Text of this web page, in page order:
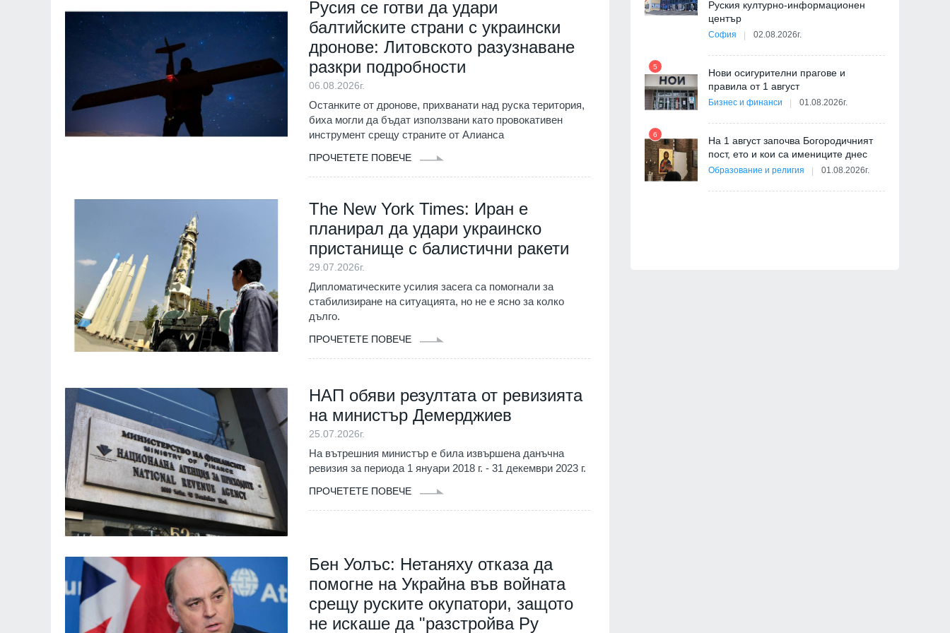
Русия се готви да удари
балтийските страни с украински
дронове: Литовското разузнаване
разкри подробности
06.08.2026г.
Останките от дронове, прихванати над руска територия,
биха могли да бъдат използвани като провокативен
инструмент срещу страните от Алианса
ПРОЧЕТЕТЕ ПОВЕЧЕ
The New York Times: Иран е
планирал да удари украинско
пристанище с балистични ракети
29.07.2026г.
Дипломатическите усилия засега са помогнали за
стабилизиране на ситуацията, но не е ясно за колко
дълго.
ПРОЧЕТЕТЕ ПОВЕЧЕ
НАП обяви резултата от ревизията
на министър Демерджиев
25.07.2026г.
На вътрешния министър е била извършена данъчна
ревизия за периода 1 януари 2018 г. - 31 декември 2023 г.
ПРОЧЕТЕТЕ ПОВЕЧЕ
Бен Уолъс: Нетаняху отказа да
помогне на Украйна във войната
срещу руските окупатори, защото
не искаше да "разстройва Ру
достойно България на една от най-
престижните фолклорни сцени в
03.08.2026г.
11
Министърът на енергетиката ще
проведе във вторник работно
посещение в АЕЦ "Козлодуй"
няма да се движат тежки камиони от
02.08.2026г.
достъп до водните бази по
Черноморието
Бургас 06.08.2026г.
17
Въздушно-космически си
18
които три руски деца - и рани най-
(ВИДЕО)
Русия и Украйна
Руския културно-информационен
център
София 02.08.2026г.
5
Нови осигурителни прагове и
правила от 1 август
Бизнес и финанси 01.08.2026г.
6
На 1 август започва Богородичният
пост, ето и кои са имениците днес
Образование и религия 01.08.2026г.